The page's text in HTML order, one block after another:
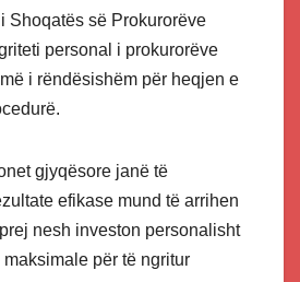
Shoqatës së Prokurorëve
personal i prokurorëve
i rëndësishëm për heqjen e
gjyqësore janë të
efikase mund të arrihen
nesh investon personalisht
për të ngritur